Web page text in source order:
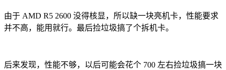
由于 AMD R5 2600 没得核显，所以缺一块亮机卡，性能要求
并不高，能用就行。最后捡垃圾搞了个拆机卡。
后来发现，性能不够，以后可能会花个 700 左右捡垃圾搞一块